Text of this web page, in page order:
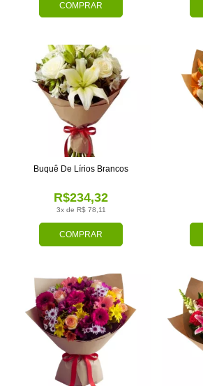
COMPRAR
COMPRAR
3x de R$ 78,11
R$234,32
Buquê De Lírios Brancos